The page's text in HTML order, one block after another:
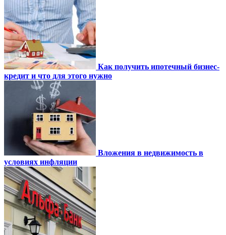
Как получить ипотечный бизнес-
кредит и что для этого нужно
Вложения в недвижимость в
условиях инфляции